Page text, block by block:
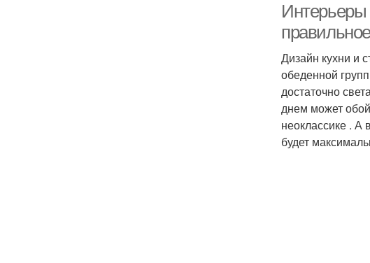
Интерьеры
Дизайн кухни и
обеденной
достаточно
днем может
неоклассике . А
будет